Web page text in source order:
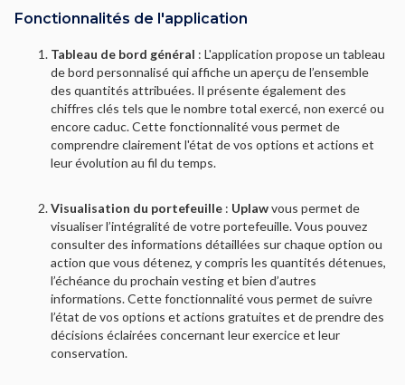
Fonctionnalités de l'application
Tableau de bord général : L'application propose un tableau
de bord personnalisé qui affiche un aperçu de l’ensemble
des quantités attribuées. Il présente également des
chiffres clés tels que le nombre total exercé, non exercé ou
encore caduc. Cette fonctionnalité vous permet de
comprendre clairement l'état de vos options et actions et
leur évolution au fil du temps.
Visualisation du portefeuille : Uplawvous permet de
visualiser l’intégralité de votre portefeuille. Vous pouvez
consulter des informations détaillées sur chaque option ou
action que vous détenez, y compris les quantités détenues,
l’échéance du prochain vesting et bien d’autres
informations. Cette fonctionnalité vous permet de suivre
l’état de vos options et actions gratuites et de prendre des
décisions éclairées concernant leur exercice et leur
conservation.